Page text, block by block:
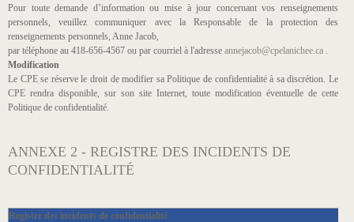
Pour toute demande d’information ou mise à jour concernant vos renseignements
personnels, veuillez communiquer avec la Responsable de la protection des
renseignements personnels, Anne Jacob,
par téléphone au 418-656-4567 ou par courriel à l'adresse annejacob@cpelanichee.ca .
Modification
Le CPE se réserve le droit de modifier sa Politique de confidentialité à sa discrétion. Le
CPE rendra disponible, sur son site Internet, toute modification éventuelle de cette
Politique de confidentialité.
ANNEXE 2 - REGISTRE DES INCIDENTS DE
CONFIDENTIALITÉ
Registre des incidents de confidentialité